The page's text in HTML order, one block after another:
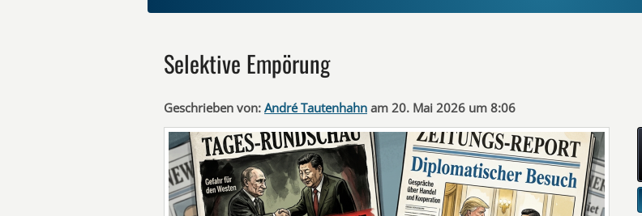
Selektive Empörung
Geschrieben von: André Tautenhahn am 20. Mai 2026 um 8:06